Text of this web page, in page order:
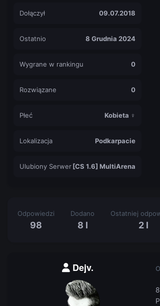
Dołączył 09.07.2018
Ostatnio 8 Grudnia 2024
Wygrane w rankingu 0
Rozwiązane 0
Płeć Kobieta ♀
Lokalizacja Podkarpacie
Ulubiony Serwer[CS 1.6] MultiArena
Odpowiedzi
98
Dodano
8 l
Ostatniej
2 l
Dejv.